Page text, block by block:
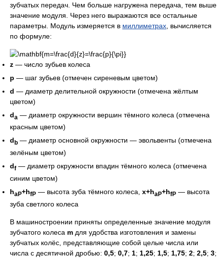
зубчатых передач. Чем больше нагружена передача, тем выше
значение модуля. Через него выражаются все остальные
параметры. Модуль измеряется в миллиметрах , вычисляется
по формуле:
z — число зубьев колеса
p — шаг зубьев (отмечен сиреневым цветом)
d — диаметр делительной окружности (отмечена жёлтым
цветом)
da — диаметр окружности вершин тёмного колеса (отмечена
красным цветом)
d b — диаметр основной окружности — эвольвенты (отмечена
зелёным цветом)
df — диаметр окружности впадин тёмного колеса (отмечена
синим цветом)
haP+hfP — высота зуба тёмного колеса, x+haP+hfP — высота
зуба светлого колеса
В машиностроении приняты определенные значение модуля
зубчатого колеса m для удобства изготовления и замены
зубчатых колёс, представляющие собой целые числа или
числа с десятичной дробью: 0,5; 0,7; 1; 1,25; 1,5; 1,75; 2; 2,5; 3;